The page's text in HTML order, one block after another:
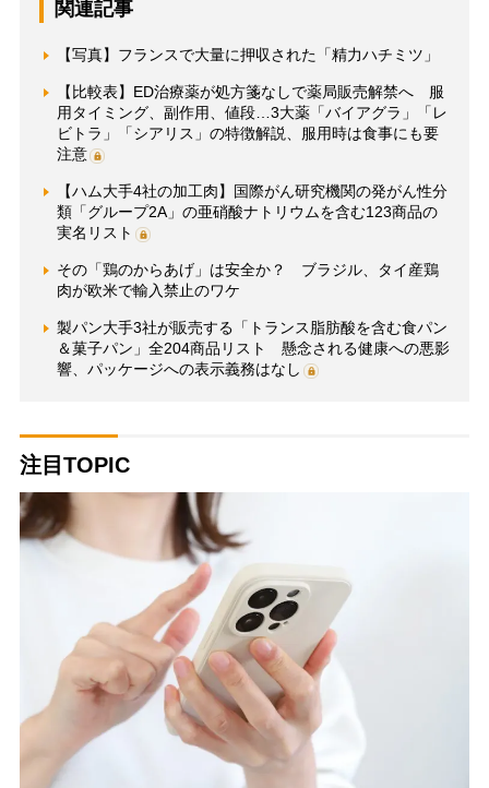
関連記事
【写真】フランスで大量に押収された「精力ハチミツ」
【比較表】ED治療薬が処方箋なしで薬局販売解禁へ 服
用タイミング、副作用、値段…3大薬「バイアグラ」「レ
ビトラ」「シアリス」の特徴解説、服用時は食事にも要
注意
【ハム大手4社の加工肉】国際がん研究機関の発がん性分
類「グループ2A」の亜硝酸ナトリウムを含む123商品の
実名リスト
その「鶏のからあげ」は安全か？ ブラジル、タイ産鶏
肉が欧米で輸入禁止のワケ
製パン大手3社が販売する「トランス脂肪酸を含む食パン
＆菓子パン」全204商品リスト 懸念される健康への悪影
響、パッケージへの表示義務はなし
注目TOPIC